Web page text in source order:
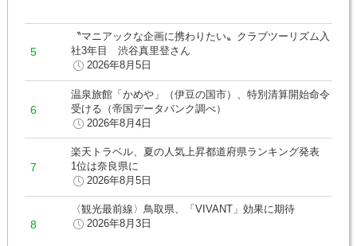
〝マニアックな企画に携わりたい〟クラブツーリズム入
社3年目 渋谷真里登さん
2026年8月5日
温泉旅館「かめや」（伊豆の国市）、特別清算開始命令
受ける（帝国データバンク調べ）
2026年8月4日
楽天トラベル、夏の人気上昇都道府県ランキング発表
1位は奈良県に
2026年8月5日
〈観光最前線〉鳥取県、「VIVANT」効果に期待
2026年8月3日